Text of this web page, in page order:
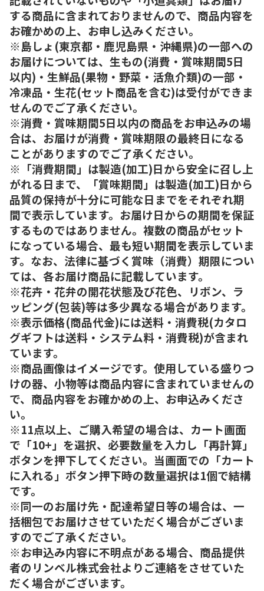
する商品に含まれておりませんので、商品内容を
お確かめの上、お申し込みください。
※島しょ(東京都・鹿児島県・沖縄県)の一部への
お届けについては、生もの(消費・賞味期間5日
以内)・生鮮品(果物・野菜・活魚介類)の一部・
冷凍品・生花(セット商品を含む)は受付ができま
せんのでご了承ください。
※消費・賞味期間5日以内の商品をお申込みの場
合は、お届けが消費・賞味期限の最終日になる
ことがありますのでご了承ください。
※「消費期間」は製造(加工)日から安全に召し上
がれる日まで、「賞味期間」は製造(加工)日から
品質の保持が十分に可能な日までをそれぞれ期
間で表示しています。お届け日からの期間を保証
するものではありません。複数の商品がセット
になっている場合、最も短い期間を表示していま
す。なお、法律に基づく賞味（消費）期限につい
ては、各お届け商品に記載しています。
※花卉・花弁の開花状態及び花色、リボン、ラ
ッピング(包装)等は多少異なる場合があります。
※表示価格(商品代金)には送料・消費税(カタロ
グギフトは送料・システム料・消費税)が含まれ
ています。
※商品画像はイメージです。使用している盛りつ
けの器、小物等は商品内容に含まれていませんの
で、商品内容をお確かめの上、お申込みくださ
い。
※11点以上、ご購入希望の場合は、カート画面
で「10+」を選択、必要数量を入力し「再計算」
ボタンを押下してください。当画面での「カート
に入れる」ボタン押下時の数量選択は1個で結構
です。
※同一のお届け先・配達希望日等の場合は、一
括梱包でお届けさせていただく場合がございま
すのでご了承ください。
※お申込み内容に不明点がある場合、商品提供
者のリンベル株式会社よりご連絡をさせていた
だく場合がございます。